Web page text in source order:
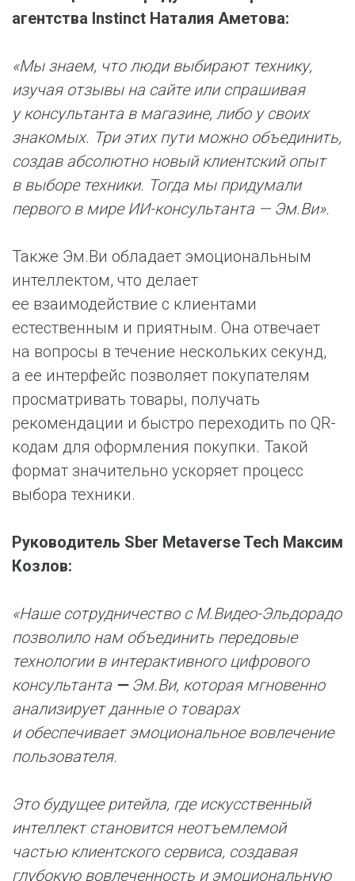
агентства Instinct Наталия Аметова:
«Мы знаем, что люди выбирают технику,
изучая отзывы на сайте или спрашивая
у консультанта в магазине, либо у своих
знакомых. Три этих пути можно объединить,
создав абсолютно новый клиентский опыт
в выборе техники. Тогда мы придумали
первого в мире ИИ-консультанта — Эм.Ви».
Также Эм.Ви обладает эмоциональным
интеллектом, что делает
ее взаимодействие с клиентами
естественным и приятным. Она отвечает
на вопросы в течение нескольких секунд,
а ее интерфейс позволяет покупателям
просматривать товары, получать
рекомендации и быстро переходить по QR-
кодам для оформления покупки. Такой
формат значительно ускоряет процесс
выбора техники.
Руководитель Sber Metaverse Tech Максим
Козлов:
«Наше сотрудничество с М.Видео-Эльдорадо
позволило нам объединить передовые
технологии в интерактивного цифрового
консультанта —Эм.Ви, которая мгновенно
анализирует данные о товарах
и обеспечивает эмоциональное вовлечение
пользователя.
Это будущее ритейла, где искусственный
интеллект становится неотъемлемой
частью клиентского сервиса, создавая
глубокую вовлеченность и эмоциональную